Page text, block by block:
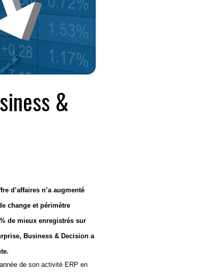
&
d’affaires n’a augmenté
change et périmètre
de mieux enregistrés sur
Business & Decision a
de son activité ERP en